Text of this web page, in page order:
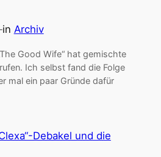
in Archiv
Good Wife“ hat gemischte
Ich selbst fand die Folge
mal ein paar Gründe dafür